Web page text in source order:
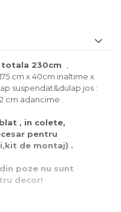
totala 230cm
cm x 40cm inaltime x
suspendat&dulap jos :
cm adancime .
, in colete,
pentru
de montaj) .
poze nu sunt
decor!